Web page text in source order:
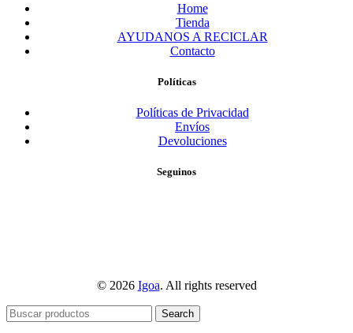
Home
Tienda
AYUDANOS A RECICLAR
Contacto
Políticas
Políticas de Privacidad
Envíos
Devoluciones
Seguinos
© 2026 Igoa. All rights reserved
Search